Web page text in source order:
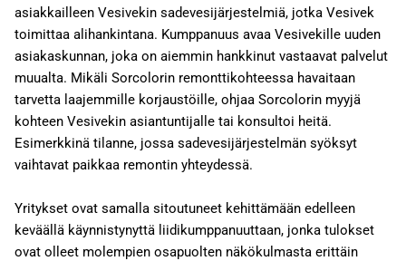
asiakkailleen Vesivekin sadevesijärjestelmiä, jotka Vesivek
toimittaa alihankintana. Kumppanuus avaa Vesivekille uuden
asiakaskunnan, joka on aiemmin hankkinut vastaavat palvelut
muualta. Mikäli Sorcolorin remonttikohteessa havaitaan
tarvetta laajemmille korjaustöille, ohjaa Sorcolorin myyjä
kohteen Vesivekin asiantuntijalle tai konsultoi heitä.
Esimerkkinä tilanne, jossa sadevesijärjestelmän syöksyt
vaihtavat paikkaa remontin yhteydessä.
Yritykset ovat samalla sitoutuneet kehittämään edelleen
keväällä käynnistynyttä liidikumppanuuttaan, jonka tulokset
ovat olleet molempien osapuolten näkökulmasta erittäin